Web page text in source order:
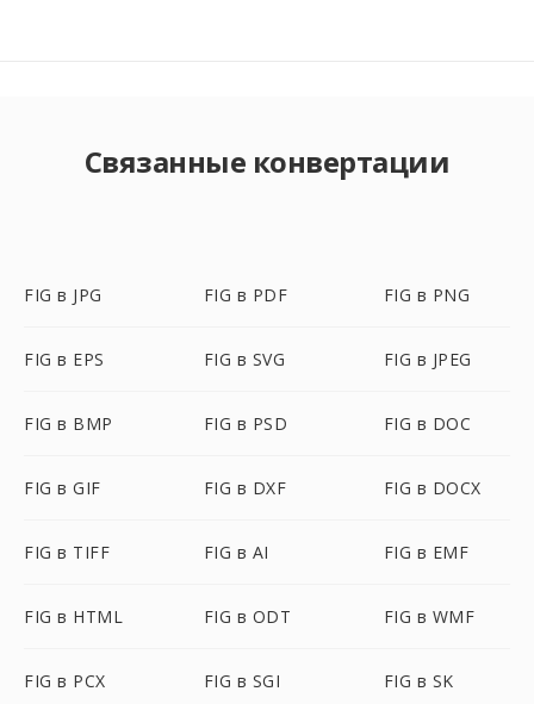
Связанные конвертации
FIG в JPG FIG в PDF FIG в PNG
FIG в EPS FIG в SVG FIG в JPEG
FIG в BMP FIG в PSD FIG в DOC
FIG в GIF FIG в DXF FIG в DOCX
FIG в TIFF FIG в AI FIG в EMF
FIG в HTML FIG в ODT FIG в WMF
FIG в PCX FIG в SGI FIG в SK